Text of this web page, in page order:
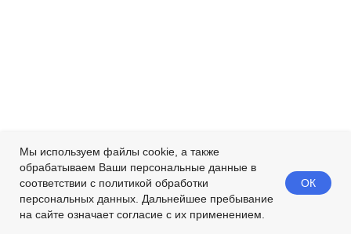
Мы используем файлы cookie, а также
обрабатываем Ваши персональные данные в
соответствии с политикой обработки
персональных данных. Дальнейшее пребывание
на сайте означает согласие с их применением.
ОК